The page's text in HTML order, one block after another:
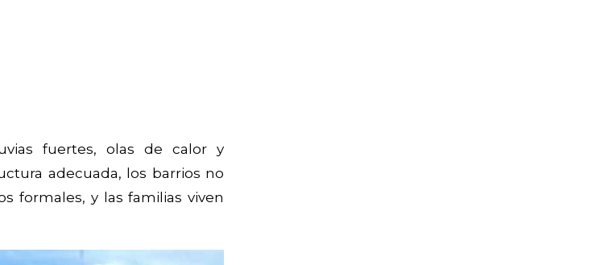
fuertes, olas de calor y
adecuada, los barrios no
formales, y las familias viven